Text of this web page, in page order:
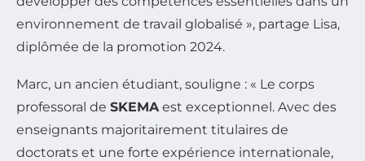
environnement de travail globalisé », partage Lisa,
diplômée de la promotion 2024.
Marc, un ancien étudiant, souligne : « Le corps
professoral de SKEMAest exceptionnel. Avec des
enseignants majoritairement titulaires de
doctorats et une forte expérience internationale,